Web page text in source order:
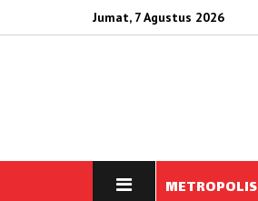
Jumat, 7 Agustus 2026
METROPOLIS